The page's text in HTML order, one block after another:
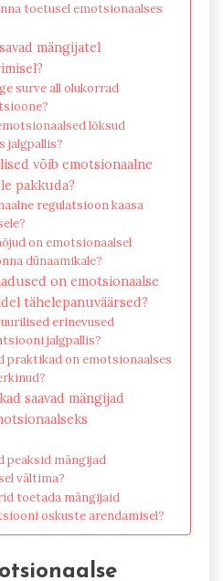
toetusel emotsionaalses
mängijatel
surve all olukorrad
lõksud
jalgpallis?
võib emotsionaalne
pakkuda?
regulatsioon kaasa
on emotsionaalsel
dünaamikale?
on emotsionaalse
tähelepanuväärsed?
erinevused
jalgpallis?
praktikad on emotsionaalses
saavad mängijad
peaksid mängijad
vältima?
toetada mängijaid
oskuste arendamisel?